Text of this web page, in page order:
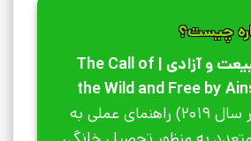
چیست؟
ندای طبیعت و آزادی | The Call of
the Wild and Free by
(نوشته‌شده در سال 2019) راهنمای عملی به